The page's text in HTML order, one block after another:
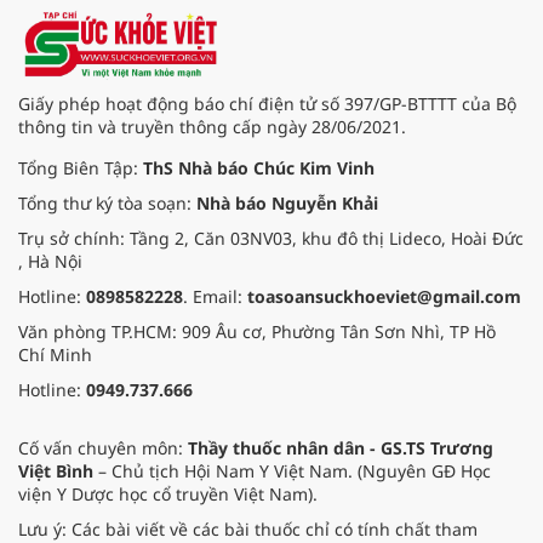
Giấy phép hoạt động báo chí điện tử số 397/GP-BTTTT của Bộ
thông tin và truyền thông cấp ngày 28/06/2021.
Tổng Biên Tập: ThS Nhà báo Chúc Kim Vinh
Tổng thư ký tòa soạn: Nhà báo Nguyễn Khải
Trụ sở chính: Tầng 2, Căn 03NV03, khu đô thị Lideco, Hoài Đức
, Hà Nội
Hotline: 0898582228. Email: toasoansuckhoeviet@gmail.com
Văn phòng TP.HCM: 909 Âu cơ, Phường Tân Sơn Nhì, TP Hồ
Chí Minh
Hotline: 0949.737.666
Cố vấn chuyên môn: Thầy thuốc nhân dân - GS.TS Trương
Việt Bình – Chủ tịch Hội Nam Y Việt Nam. (Nguyên GĐ Học
viện Y Dược học cổ truyền Việt Nam).
Lưu ý: Các bài viết về các bài thuốc chỉ có tính chất tham